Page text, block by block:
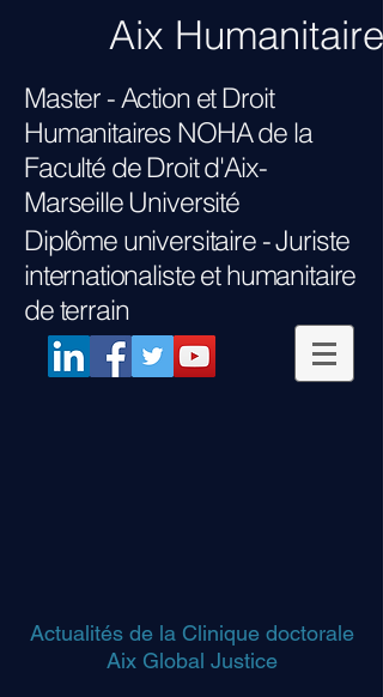
Aix Humanitaire
Master - Action et Droit
Humanitaires NOHAde la
Faculté de Droit d'Aix-
Marseille Université
Diplôme universitaire -Juriste
internationaliste et humanitaire
de terrain
Actualités de la Clinique doctorale
Aix Global Justice